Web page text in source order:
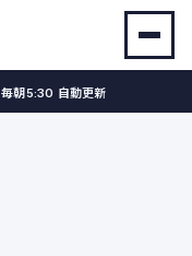
毎朝5:30 自動更新